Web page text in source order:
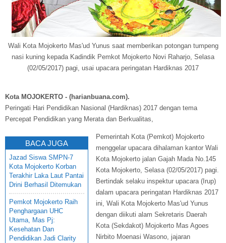
Wali Kota Mojokerto Mas'ud Yunus saat memberikan potongan tumpeng
nasi kuning kepada Kadindik Pemkot Mojokerto Novi Raharjo, Selasa
(02/05/2017) pagi, usai upacara peringatan Hardiknas 2017
Kota MOJOKERTO - (harianbuana.com).
Peringati Hari Pendidikan Nasional (Hardiknas) 2017 dengan tema
Percepat Pendidikan yang Merata dan Berkualitas,
BACA JUGA
Jazad Siswa SMPN-7
Kota Mojokerto Korban
Terakhir Laka Laut Pantai
Drini Berhasil Ditemukan
Pemkot Mojokerto Raih
Penghargaan UHC
Utama, Mas Pj:
Kesehatan Dan
Pendidikan Jadi Clarity
Pemerintah Kota (Pemkot) Mojokerto
menggelar upacara dihalaman kantor Wali
Kota Mojokerto jalan Gajah Mada No.145
Kota Mojokerto, Selasa (02/05/2017) pagi.
Bertindak selaku inspektur upacara (Irup)
dalam upacara peringatan Hardiknas 2017
ini, Wali Kota Mojokerto Mas'ud Yunus
dengan diikuti alam Sekretaris Daerah
Kota (Sekdakot) Mojokerto Mas Agoes
Nirbito Moenasi Wasono, jajaran